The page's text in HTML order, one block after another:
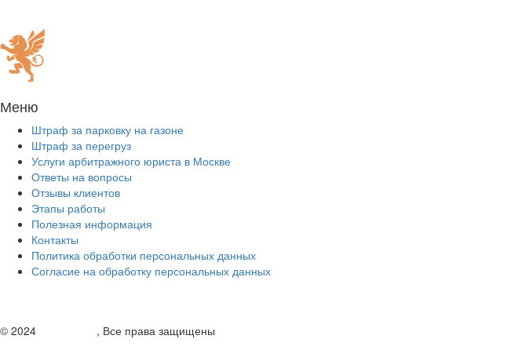
Меню
Штраф за парковку на газоне
Штраф за перегруз
Услуги арбитражного юриста в Москве
Ответы на вопросы
Отзывы клиентов
Этапы работы
Полезная информация
Контакты
Политика обработки персональных данных
Согласие на обработку персональных данных
© 2024 , Все права защищены